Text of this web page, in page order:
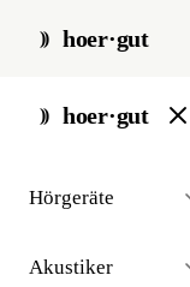
hoer·gut
hoer·gut
Hörgeräte
Akustiker
start / akustiker /
☆☆☆☆☆ Noch